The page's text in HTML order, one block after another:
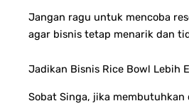
Jangan ragu untuk mencoba
agar bisnis tetap menarik dan
Jadikan Bisnis Rice Bowl Lebih
Sobat Singa, jika membutuhkan